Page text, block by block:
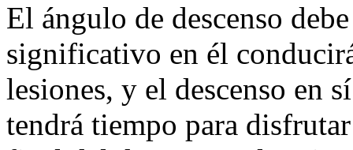
El ángulo de descenso
significativo en él
lesiones, y el descenso en
tendrá tiempo para